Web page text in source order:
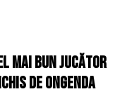
mai bun jucător
de Ongenda